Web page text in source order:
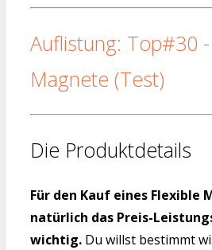
Auflistung: Top#30
Magnete (Test)
Die Produktdetails
Für den Kauf eines Flexible
natürlich das Preis-
wichtig. Du willst bestimmt